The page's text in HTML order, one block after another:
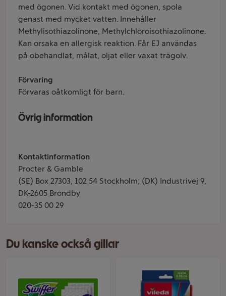
med ögonen. Vid kontakt med ögonen, spola
genast med mycket vatten. Innehåller
Methylisothiazolinone, Methylchloroisothiazolinone.
Kan orsaka en allergisk reaktion. Får EJ användas
på obehandlat, målat, oljat eller vaxat trägolv.
Förvaring
Förvaras oåtkomligt för barn.
Övrig information
Kontaktinformation
Procter & Gamble
(SE) Box 27303, 102 54 Stockholm; (DK) Industrivej 9,
DK-2605 Brondby
020-35 00 29
Du kanske också gillar